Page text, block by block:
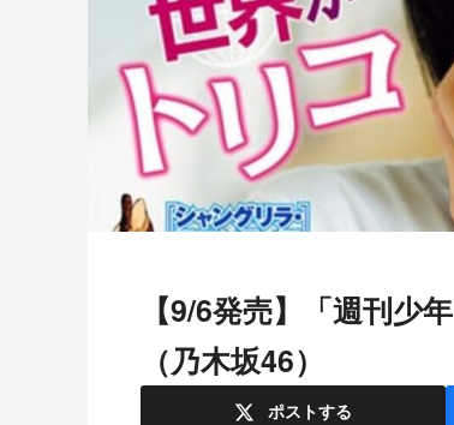
【9/6発売】「週刊少年マガジン 2023年 40号」表紙：中西アルノ
（乃木坂46）
ポストする